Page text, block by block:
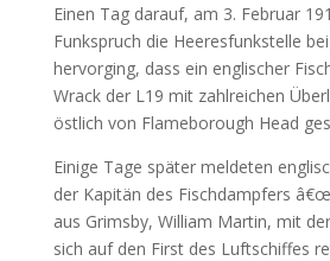
Einen Tag darauf, am 3. Februar
Funkspruch die Heeresfunkstelle
hervorging, dass ein englischer
Wrack der L19 mit zahlreichen
östlich von Flameborough Head
Einige Tage später meldeten
der Kapitän des Fischdampfers
aus Grimsby, William Martin, mit
sich auf den First des Luftschiffes